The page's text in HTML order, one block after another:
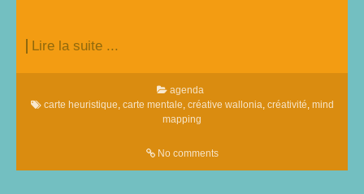
Lire la suite ...
agenda
carte heuristique, carte mentale, créative wallonia, créativité, mind
mapping
No comments